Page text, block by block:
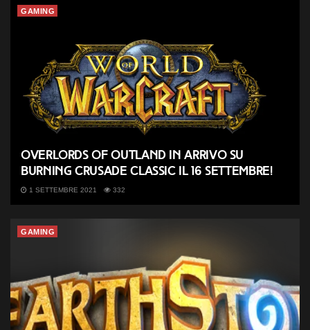
GAMING
Overlords of Outland in arrivo su
Burning Crusade Classic il 16 settembre!
1 SETTEMBRE 2021 332
GAMING